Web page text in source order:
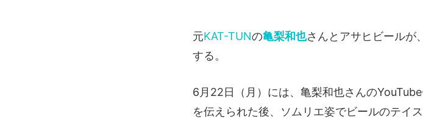
元KAT-TUNの亀梨和也さんとアサヒビールが
する。
6月22日（月）には、亀梨和也さんの
を伝えられた後、ソムリエ姿でビールのテイ